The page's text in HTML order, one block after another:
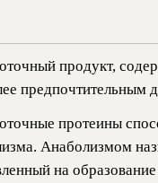
продукт,
протеины
Анаболизмом
на